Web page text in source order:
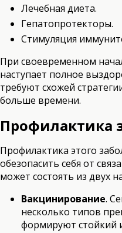
Лечебная диета.
Гепатопротекторы.
Стимуляция
При своевременном
наступает полное
требуют схожей
больше времени.
Профилактика
Профилактика этого
обезопасить себя от
может состоять из двух
Вакцинирование.
несколько типов
формируют стойкий